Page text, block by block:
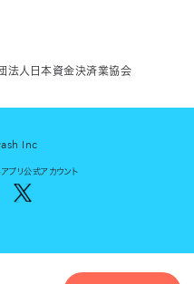
法人日本資金決済業協会
Inc
プリ公式アカウント